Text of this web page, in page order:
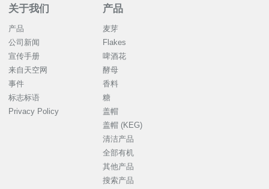
关于我们
产品
公司新闻
宣传手册
来自天空网
事件
标志标语
Privacy Policy
产品
麦芽
Flakes
啤酒花
酵母
香料
糖
盖帽
盖帽 (KEG)
清洁产品
全部有机
其他产品
搜索产品